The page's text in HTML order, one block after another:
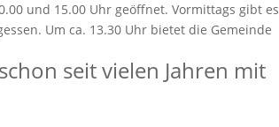
und 15.00 Uhr geöffnet. Vormittags gibt es
Um ca. 13.30 Uhr bietet die Gemeinde
seit vielen Jahren mit